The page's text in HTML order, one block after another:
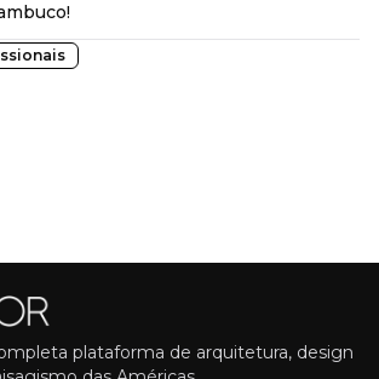
plataforma de arquitetura, design